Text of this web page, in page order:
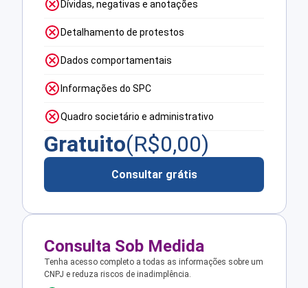
Dívidas, negativas e anotações
Detalhamento de protestos
Dados comportamentais
Informações do SPC
Quadro societário e administrativo
Gratuito(R$0,00)
Consultar grátis
Consulta Sob Medida
Tenha acesso completo a todas as informações sobre um
CNPJ e reduza riscos de inadimplência.